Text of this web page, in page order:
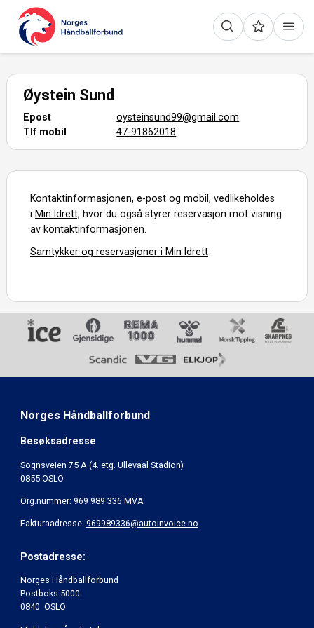
Øystein Sund
Epost
oysteinsund99@gmail.com
Tlf mobil
47-91862018
Kontaktinformasjonen, e-post og mobil, vedlikeholdes
i Min Idrett, hvor du også styrer reservasjon mot visning
av kontaktinformasjonen.
Samtykker og reservasjoner i Min Idrett
Norges Håndballforbund
Besøksadresse
Sognsveien 75 A (4. etg. Ullevaal Stadion)
0855 OSLO
Org.nummer: 969 989 336 MVA
Fakturaadresse: 969989336@autoinvoice.no
Postadresse:
Norges Håndballforbund
Postboks 5000
0840 OSLO